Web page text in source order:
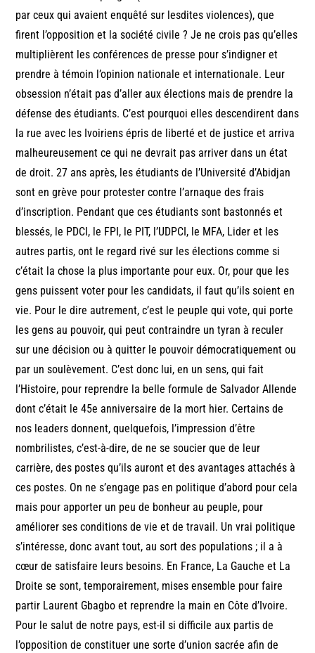
par ceux qui avaient enquêté sur lesdites violences), que
firent l’opposition et la société civile ? Je ne crois pas qu’elles
multiplièrent les conférences de presse pour s’indigner et
prendre à témoin l’opinion nationale et internationale. Leur
obsession n’était pas d’aller aux élections mais de prendre la
défense des étudiants. C’est pourquoi elles descendirent dans
la rue avec les Ivoiriens épris de liberté et de justice et arriva
malheureusement ce qui ne devrait pas arriver dans un état
de droit. 27 ans après, les étudiants de l’Université d’Abidjan
sont en grève pour protester contre l’arnaque des frais
d’inscription. Pendant que ces étudiants sont bastonnés et
blessés, le PDCI, le FPI, le PIT, l’UDPCI, le MFA, Lider et les
autres partis, ont le regard rivé sur les élections comme si
c’était la chose la plus importante pour eux. Or, pour que les
gens puissent voter pour les candidats, il faut qu’ils soient en
vie. Pour le dire autrement, c’est le peuple qui vote, qui porte
les gens au pouvoir, qui peut contraindre un tyran à reculer
sur une décision ou à quitter le pouvoir démocratiquement ou
par un soulèvement. C’est donc lui, en un sens, qui fait
l’Histoire, pour reprendre la belle formule de Salvador Allende
dont c’était le 45e anniversaire de la mort hier. Certains de
nos leaders donnent, quelquefois, l’impression d’être
nombrilistes, c’est-à-dire, de ne se soucier que de leur
carrière, des postes qu’ils auront et des avantages attachés à
ces postes. On ne s’engage pas en politique d’abord pour cela
mais pour apporter un peu de bonheur au peuple, pour
améliorer ses conditions de vie et de travail. Un vrai politique
s’intéresse, donc avant tout, au sort des populations ; il a à
cœur de satisfaire leurs besoins. En France, La Gauche et La
Droite se sont, temporairement, mises ensemble pour faire
partir Laurent Gbagbo et reprendre la main en Côte d’Ivoire.
Pour le salut de notre pays, est-il si difficile aux partis de
l’opposition de constituer une sorte d’union sacrée afin de